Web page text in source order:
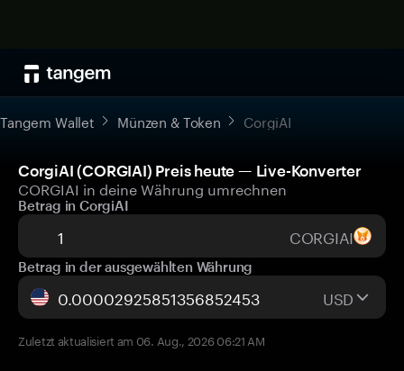
Tangem Wallet Münzen & Token CorgiAI
CorgiAI (CORGIAI) Preis heute — Live-Konverter
CORGIAI in deine Währung umrechnen
Betrag in CorgiAI
CORGIAI
Betrag in der ausgewählten Währung
USD
Zuletzt aktualisiert am 06. Aug., 2026 06:21 AM